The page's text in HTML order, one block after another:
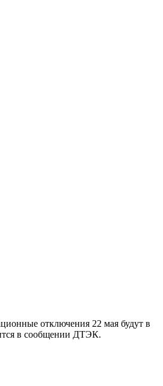
отключения 22 мая будут в
в сообщении ДТЭК.